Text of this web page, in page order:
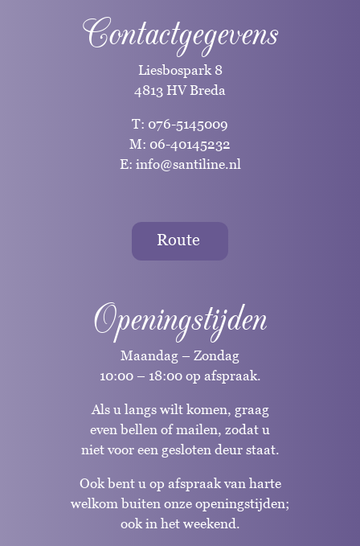
Contactgegevens
Liesbospark 8
4813 HV Breda
T: 076-5145009
M: 06-40145232
E: info@santiline.nl
Route
Openingstijden
Maandag – Zondag
10:00 – 18:00 op afspraak.
Als u langs wilt komen, graag
even bellen of mailen, zodat u
niet voor een gesloten deur staat.
Ook bent u op afspraak van harte
welkom buiten onze openingstijden;
ook in het weekend.